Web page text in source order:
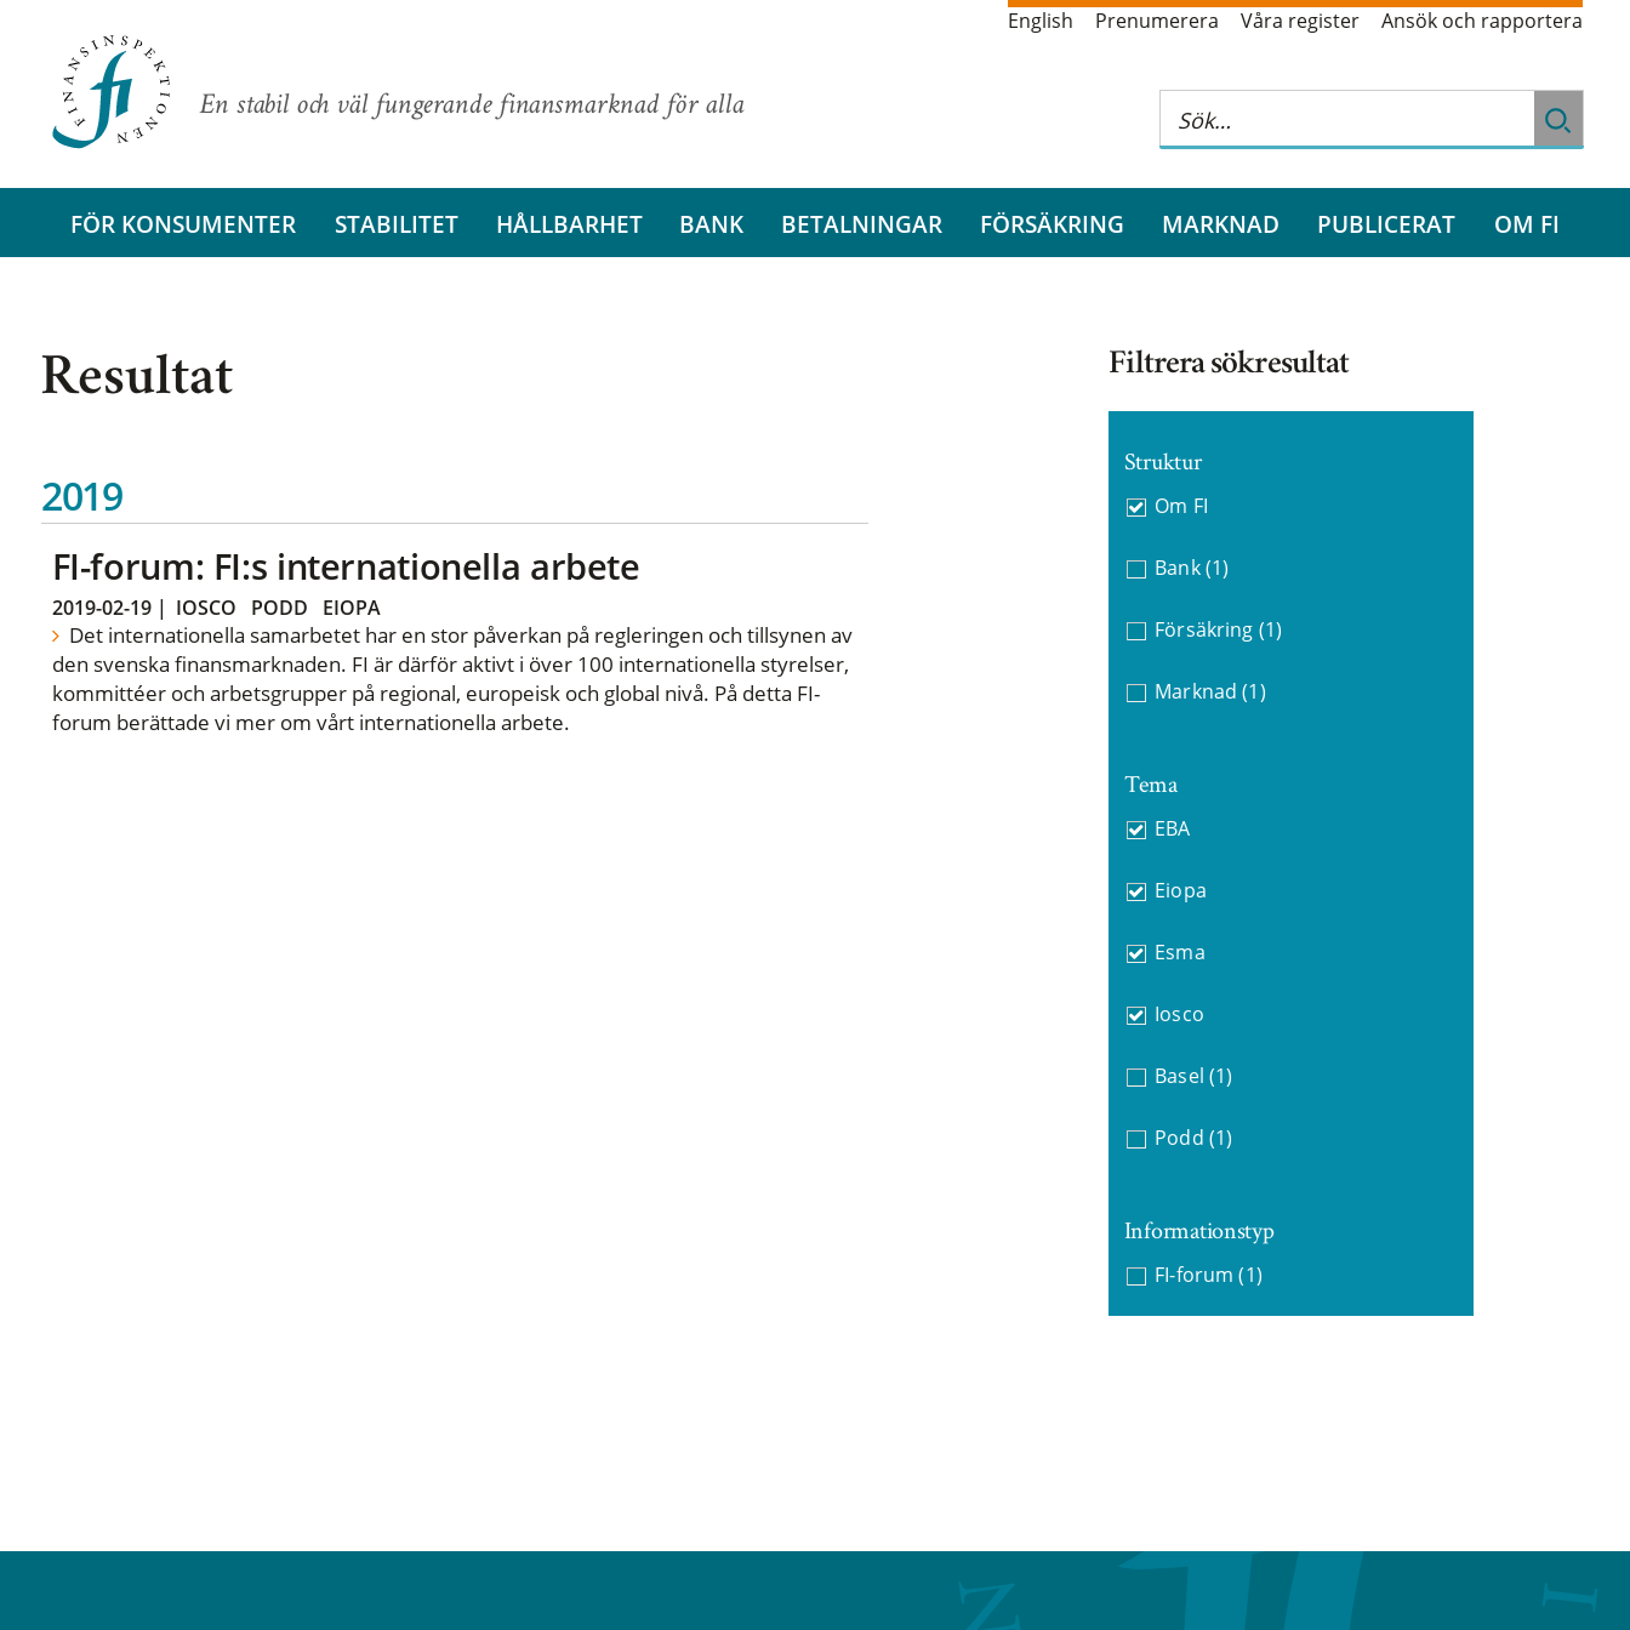
En stabil och väl fungerande finansmarknad för alla
English Prenumerera Våra register Ansök och rapportera
FÖR KONSUMENTER STABILITET HÅLLBARHET BANK BETALNINGAR FÖRSÄKRING MARKNAD PUBLICERAT OM FI
Resultat
2019
FI-forum: FI:s internationella arbete
2019-02-19| IOSCO PODD EIOPA
Det internationella samarbetet har en stor påverkan på regleringen och tillsynen av
den svenska finansmarknaden. FI är därför aktivt i över 100 internationella styrelser,
kommittéer och arbetsgrupper på regional, europeisk och global nivå. På detta FI-
forum berättade vi mer om vårt internationella arbete.
Filtrera sökresultat
Struktur
Om FI
Bank (1)
Försäkring (1)
Marknad (1)
Tema
EBA
Eiopa
Esma
Iosco
Basel (1)
Podd (1)
Informationstyp
FI-forum (1)